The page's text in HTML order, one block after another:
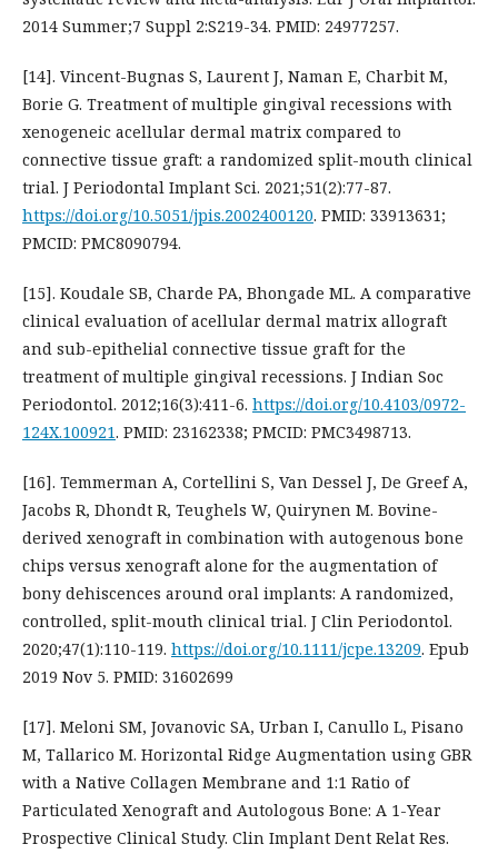
2014 Summer;7 Suppl 2:S219-34. PMID: 24977257.
[14]. Vincent-Bugnas S, Laurent J, Naman E, Charbit M,
Borie G. Treatment of multiple gingival recessions with
xenogeneic acellular dermal matrix compared to
connective tissue graft: a randomized split-mouth clinical
trial. J Periodontal Implant Sci. 2021;51(2):77-87.
https://doi.org/10.5051/jpis.2002400120. PMID: 33913631;
PMCID: PMC8090794.
[15]. Koudale SB, Charde PA, Bhongade ML. A comparative
clinical evaluation of acellular dermal matrix allograft
and sub-epithelial connective tissue graft for the
treatment of multiple gingival recessions. J Indian Soc
Periodontol. 2012;16(3):411-6. https://doi.org/10.4103/0972-
124X.100921. PMID: 23162338; PMCID: PMC3498713.
[16]. Temmerman A, Cortellini S, Van Dessel J, De Greef A,
Jacobs R, Dhondt R, Teughels W, Quirynen M. Bovine-
derived xenograft in combination with autogenous bone
chips versus xenograft alone for the augmentation of
bony dehiscences around oral implants: A randomized,
controlled, split-mouth clinical trial. J Clin Periodontol.
2020;47(1):110-119. https://doi.org/10.1111/jcpe.13209. Epub
2019 Nov 5. PMID: 31602699
[17]. Meloni SM, Jovanovic SA, Urban I, Canullo L, Pisano
M, Tallarico M. Horizontal Ridge Augmentation using GBR
with a Native Collagen Membrane and 1:1 Ratio of
Particulated Xenograft and Autologous Bone: A 1-Year
Prospective Clinical Study. Clin Implant Dent Relat Res.